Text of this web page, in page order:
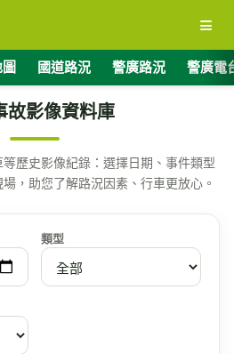
≡
國道路況 警廣路況 警廣電
故影像資料庫
歷史影像紀錄：選擇日期、事件類型
，助您了解路況因素、行車更放心。
類型